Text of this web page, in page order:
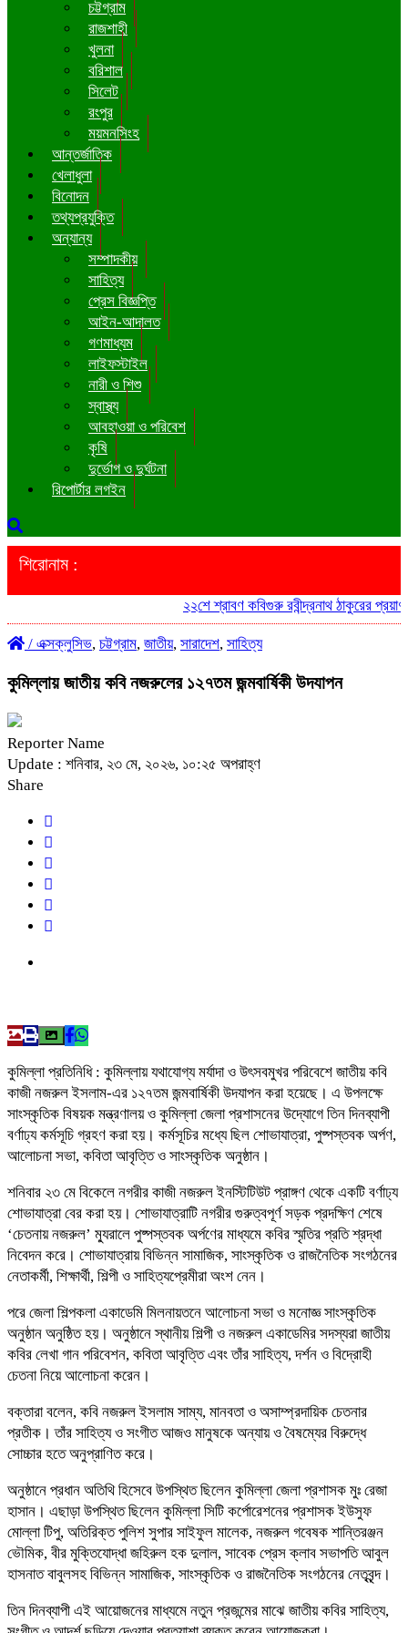
চট্টগ্রাম
রাজশাহী
খুলনা
বরিশাল
সিলেট
রংপুর
ময়মনসিংহ
আন্তর্জাতিক
খেলাধুলা
বিনোদন
তথ্যপ্রযুক্তি
অন্যান্য
সম্পাদকীয়
সাহিত্য
প্রেস বিজ্ঞপ্তি
আইন-আদালত
গণমাধ্যম
লাইফস্টাইল
নারী ও শিশু
স্বাস্থ্য
আবহাওয়া ও পরিবেশ
কৃষি
দুর্ভোগ ও দুর্ঘটনা
রিপোর্টার লগইন
শিরোনাম :
২২শে শ্রাবণ কবিগুরু রবীন্দ্রনাথ ঠাকুরের প্রয়াণ
/ এক্সক্লুসিভ, চট্টগ্রাম, জাতীয়, সারাদেশ, সাহিত্য
কুমিল্লায় জাতীয় কবি নজরুলের ১২৭তম জন্মবার্ষিকী উদযাপন
Reporter Name
Update : শনিবার, ২৩ মে, ২০২৬, ১০:২৫ অপরাহ্ণ
Share
কুমিল্লা প্রতিনিধি : কুমিল্লায় যথাযোগ্য মর্যাদা ও উৎসবমুখর পরিবেশে জাতীয় কবি
কাজী নজরুল ইসলাম-এর ১২৭তম জন্মবার্ষিকী উদযাপন করা হয়েছে। এ উপলক্ষে
সাংস্কৃতিক বিষয়ক মন্ত্রণালয় ও কুমিল্লা জেলা প্রশাসনের উদ্যোগে তিন দিনব্যাপী
বর্ণাঢ্য কর্মসূচি গ্রহণ করা হয়। কর্মসূচির মধ্যে ছিল শোভাযাত্রা, পুষ্পস্তবক অর্পণ,
আলোচনা সভা, কবিতা আবৃত্তি ও সাংস্কৃতিক অনুষ্ঠান।
শনিবার ২৩ মে বিকেলে নগরীর কাজী নজরুল ইনস্টিটিউট প্রাঙ্গণ থেকে একটি বর্ণাঢ্য
শোভাযাত্রা বের করা হয়। শোভাযাত্রাটি নগরীর গুরুত্বপূর্ণ সড়ক প্রদক্ষিণ শেষে
‘চেতনায় নজরুল’ ম্যুরালে পুষ্পস্তবক অর্পণের মাধ্যমে কবির স্মৃতির প্রতি শ্রদ্ধা
নিবেদন করে। শোভাযাত্রায় বিভিন্ন সামাজিক, সাংস্কৃতিক ও রাজনৈতিক সংগঠনের
নেতাকর্মী, শিক্ষার্থী, শিল্পী ও সাহিত্যপ্রেমীরা অংশ নেন।
পরে জেলা শিল্পকলা একাডেমি মিলনায়তনে আলোচনা সভা ও মনোজ্ঞ সাংস্কৃতিক
অনুষ্ঠান অনুষ্ঠিত হয়। অনুষ্ঠানে স্থানীয় শিল্পী ও নজরুল একাডেমির সদস্যরা জাতীয়
কবির লেখা গান পরিবেশন, কবিতা আবৃত্তি এবং তাঁর সাহিত্য, দর্শন ও বিদ্রোহী
চেতনা নিয়ে আলোচনা করেন।
বক্তারা বলেন, কবি নজরুল ইসলাম সাম্য, মানবতা ও অসাম্প্রদায়িক চেতনার
প্রতীক। তাঁর সাহিত্য ও সংগীত আজও মানুষকে অন্যায় ও বৈষম্যের বিরুদ্ধে
সোচ্চার হতে অনুপ্রাণিত করে।
অনুষ্ঠানে প্রধান অতিথি হিসেবে উপস্থিত ছিলেন কুমিল্লা জেলা প্রশাসক মুঃ রেজা
হাসান। এছাড়া উপস্থিত ছিলেন কুমিল্লা সিটি কর্পোরেশনের প্রশাসক ইউসুফ
মোল্লা টিপু, অতিরিক্ত পুলিশ সুপার সাইফুল মালেক, নজরুল গবেষক শান্তিরঞ্জন
ভৌমিক, বীর মুক্তিযোদ্ধা জহিরুল হক দুলাল, সাবেক প্রেস ক্লাব সভাপতি আবুল
হাসনাত বাবুলসহ বিভিন্ন সামাজিক, সাংস্কৃতিক ও রাজনৈতিক সংগঠনের নেতৃবৃন্দ।
তিন দিনব্যাপী এই আয়োজনের মাধ্যমে নতুন প্রজন্মের মাঝে জাতীয় কবির সাহিত্য,